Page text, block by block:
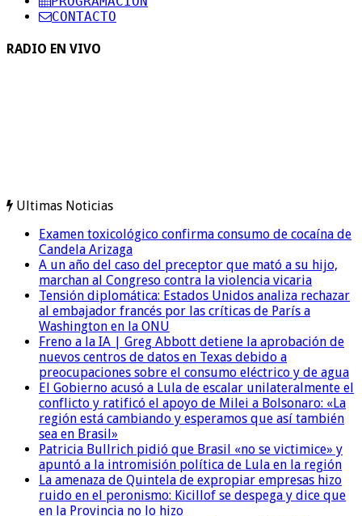
CONTACTO
RADIO EN VIVO
Ultimas Noticias
Examen toxicológico confirma consumo de cocaína de
Candela Arizaga
A un año del caso del preceptor que mató a su hijo,
marchan al Congreso contra la violencia vicaria
Tensión diplomática: Estados Unidos analiza rechazar
al embajador francés por las críticas de París a
Washington en la ONU
Freno a la IA | Greg Abbott detiene la aprobación de
nuevos centros de datos en Texas debido a
preocupaciones sobre el consumo eléctrico y de agua
El Gobierno acusó a Lula de escalar unilateralmente el
conflicto y ratificó el apoyo de Milei a Bolsonaro: «La
región está cambiando y esperamos que así también
sea en Brasil»
Patricia Bullrich pidió que Brasil «no se victimice» y
apuntó a la intromisión política de Lula en la región
La amenaza de Quintela de expropiar empresas hizo
ruido en el peronismo: Kicillof se despega y dice que
en la Provincia no lo hizo